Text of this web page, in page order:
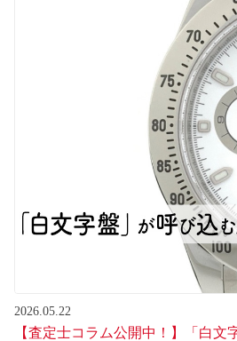
2026.05.22
【査定士コラム公開中！】「白文